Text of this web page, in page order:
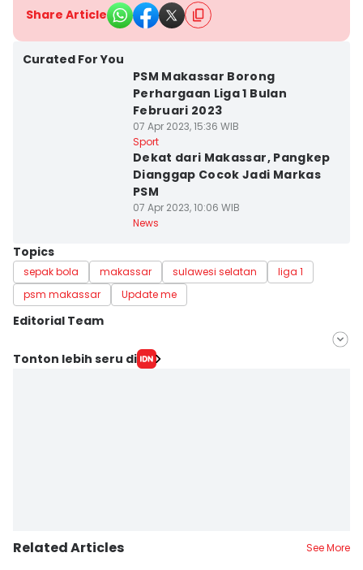
Share Article
Curated For You
PSM Makassar Borong
Perhargaan Liga 1 Bulan
Februari 2023
07 Apr 2023, 15:36 WIB
Sport
Dekat dari Makassar, Pangkep
Dianggap Cocok Jadi Markas
PSM
07 Apr 2023, 10:06 WIB
News
Topics
sepak bola makassar sulawesi selatan
liga 1
psm makassar
Update me
Editorial Team
Editor
Tonton lebih seru di
Related Articles See More